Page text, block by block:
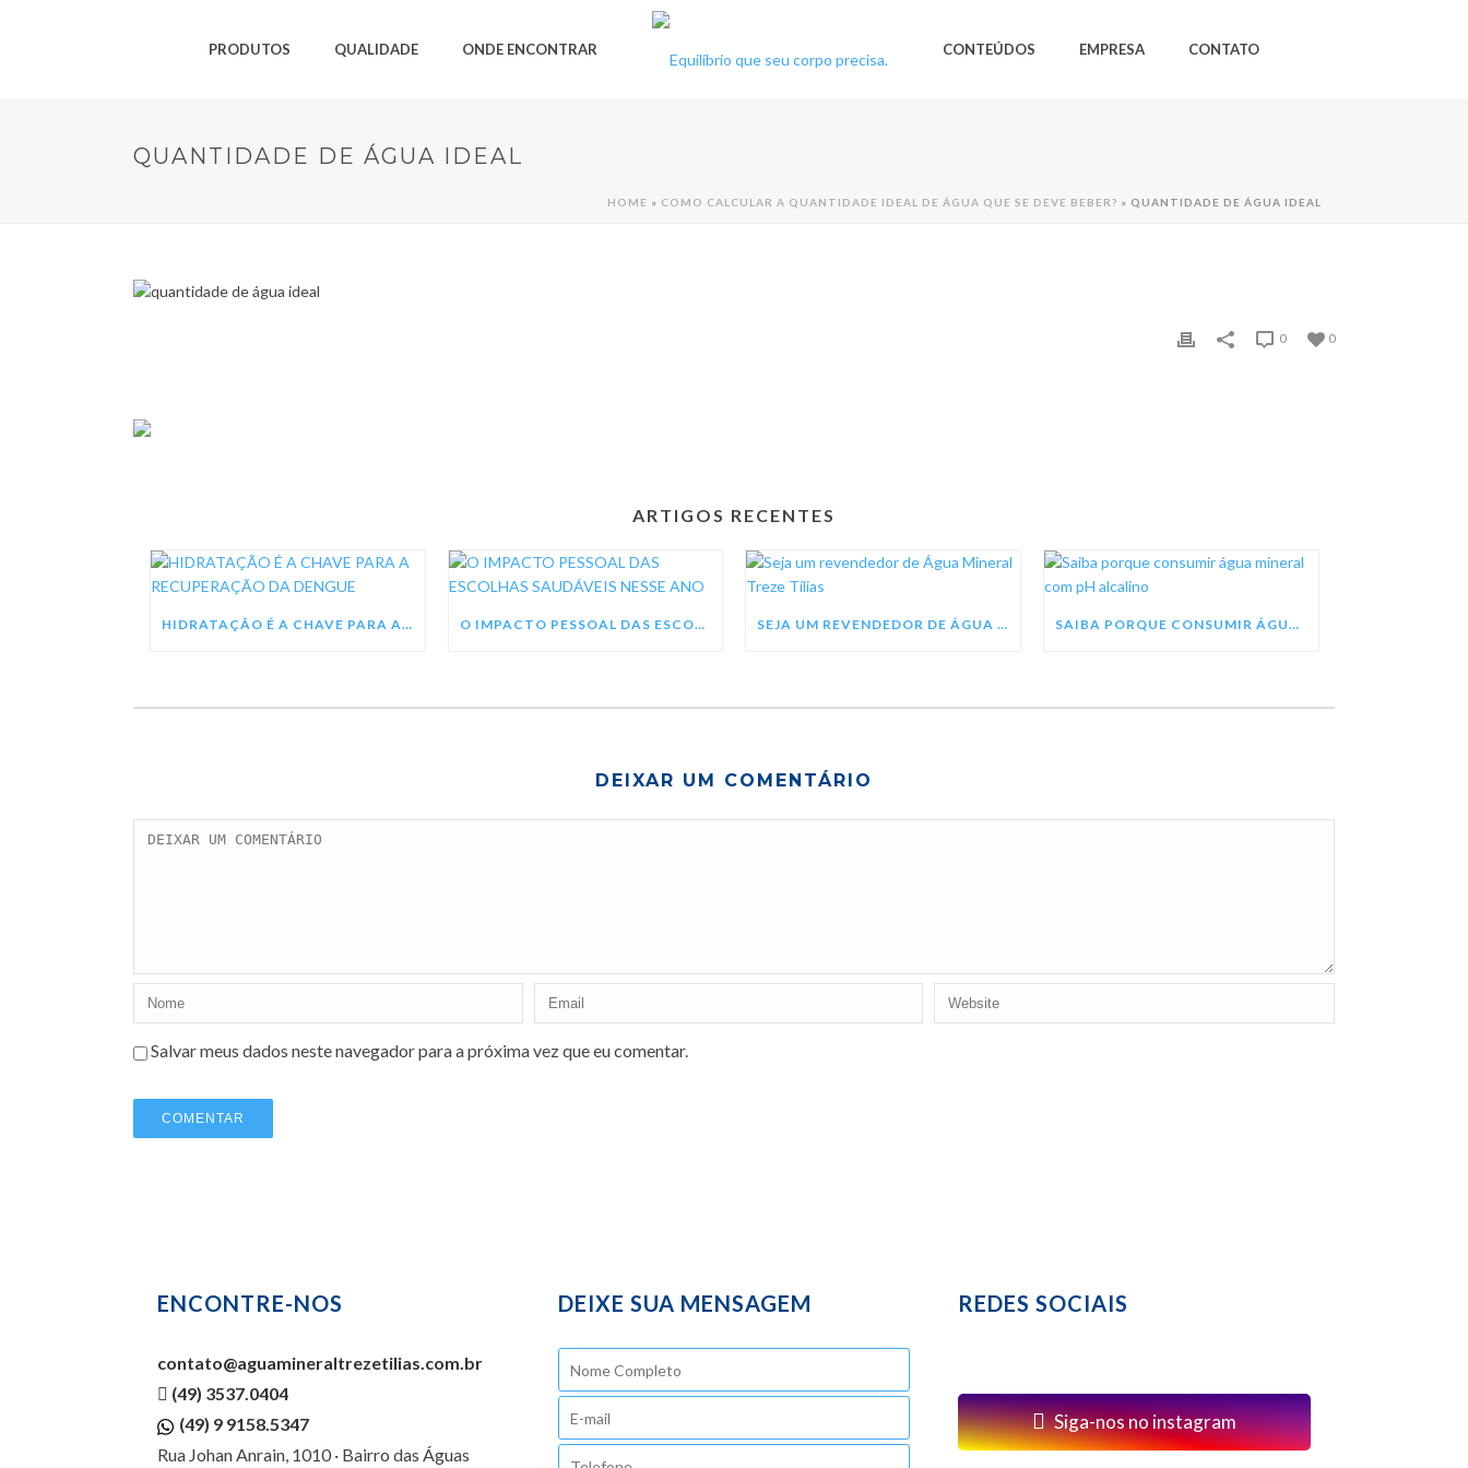
PRODUTOS QUALIDADE ONDE ENCONTRAR CONTEÚDOS EMPRESA CONTATO
QUANTIDADE DE ÁGUA IDEAL
HOME » COMO CALCULAR A QUANTIDADE IDEAL DE ÁGUA QUE SE DEVE BEBER? » QUANTIDADE DE ÁGUA IDEAL
0
0
ARTIGOS RECENTES
HIDRATAÇÃO É A CHAVE PARA A RECUPERAÇÃO DA DENGUE O IMPACTO PESSOAL DAS ESCOLHAS SAUDÁVEIS NESSE ANO SEJA UM REVENDEDOR DE ÁGUA MINERAL TREZE TÍLIAS SAIBA PORQUE CONSUMIR ÁGUA MINERAL COM PH ALCALINO
DEIXAR UM COMENTÁRIO
Salvar meus dados neste navegador para a próxima vez que eu comentar.
ENCONTRE-NOS
contato@aguamineraltrezetilias.com.br
(49) 3537.0404
(49) 9 9158.5347
Rua Johan Anrain, 1010 · Bairro das Águas
DEIXE SUA MENSAGEM REDES SOCIAIS
Siga-nos no instagram